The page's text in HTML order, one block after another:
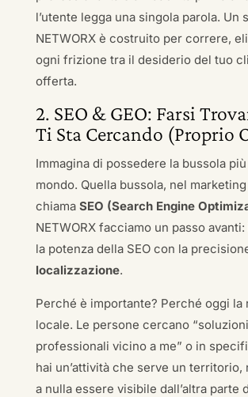
l’utente legga una singola parola. Un
NETWORX è costruito per correre,
ogni frizione tra il desiderio del tuo
offerta.
2. SEO & GEO: Farsi
Ti Sta Cercando (Proprio
Immagina di possedere la bussola
mondo. Quella bussola, nel
chiama SEO (Search Engine
NETWORX facciamo un passo
la potenza della SEO con la
localizzazione.
Perché è importante? Perché oggi la
locale. Le persone cercano “soluzioni
professionali vicino a me” o in
hai un’attività che serve un territorio,
a nulla essere visibile dall’altra parte